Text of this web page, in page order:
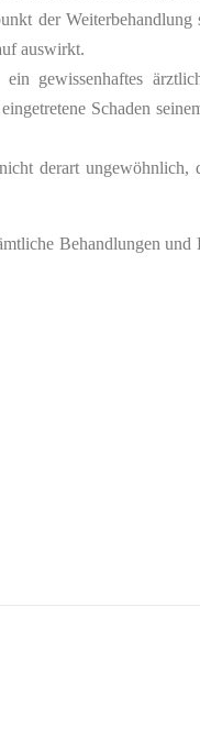
der Weiterbehandlung
auswirkt.
gewissenhaftes
Schaden
derart ungewöhnlich,
Behandlungen und